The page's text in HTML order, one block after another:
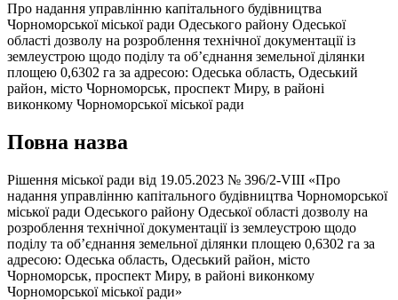
Про надання управлінню капітального будівництва
Чорноморської міської ради Одеського району Одеської
області дозволу на розроблення технічної документації із
землеустрою щодо поділу та об’єднання земельної ділянки
площею 0,6302 га за адресою: Одеська область, Одеський
район, місто Чорноморськ, проспект Миру, в районі
виконкому Чорноморської міської ради
Повна назва
Рішення міської ради від 19.05.2023 № 396/2-VIII «Про
надання управлінню капітального будівництва Чорноморської
міської ради Одеського району Одеської області дозволу на
розроблення технічної документації із землеустрою щодо
поділу та об’єднання земельної ділянки площею 0,6302 га за
адресою: Одеська область, Одеський район, місто
Чорноморськ, проспект Миру, в районі виконкому
Чорноморської міської ради»